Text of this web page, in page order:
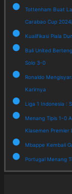
Tottenham Buat
Carabao Cup
Kualifikasi Piala
Bali United
Solo 3-0
Ronaldo
Karirnya
Liga 1 Indonesia :
Menang Tipis 1-0
Klasemen Premier
Mbappe Kembali
Portugal Menang